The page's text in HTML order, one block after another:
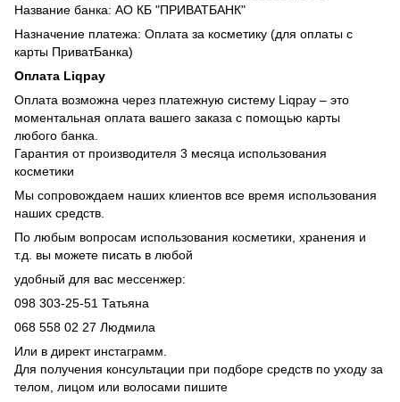
Название банка: АО КБ "ПРИВАТБАНК"
Назначение платежа: Оплата за косметику (для оплаты с
карты ПриватБанка)
Оплата Liqpay
Оплата возможна через платежную систему Liqpay – это
моментальная оплата вашего заказа с помощью карты
любого банка.
Гарантия от производителя 3 месяца использования
косметики
Мы сопровождаем наших клиентов все время использования
наших средств.
По любым вопросам использования косметики, хранения и
т.д. вы можете писать в любой
удобный для вас мессенжер:
098 303-25-51 Татьяна
068 558 02 27 Людмила
Или в директ инстаграмм.
Для получения консультации при подборе средств по уходу за
телом, лицом или волосами пишите